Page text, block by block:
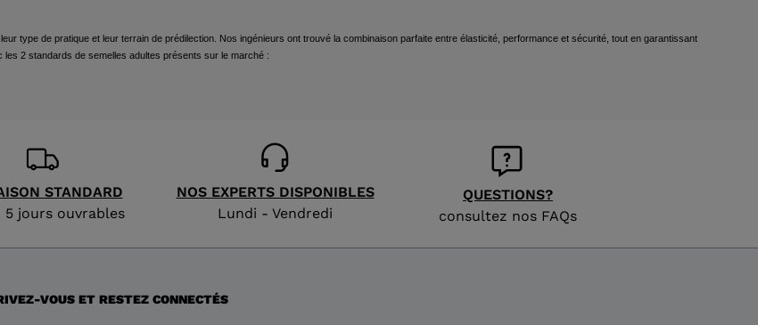
version
We
recommend
visiting
the
website
type de pratique et leur terrain de prédilection. Nos ingénieurs ont trouvé la combinaison parfaite entre élasticité, performance et sécurité, tout en garantissant
les 2 standards de semelles adultes présents sur le marché :
STANDARD
5 jours ouvrables
NOS EXPERTS DISPONIBLES
Lundi - Vendredi
QUESTIONS?
consultez nos FAQs
VOUS ET RESTEZ CONNECTÉS